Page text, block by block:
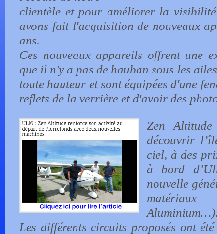
clientèle et pour améliorer la
avons fait l'acquisition de nouveaux
ans.
Ces nouveaux appareils offrent une
que il n'y a pas de hauban sous les
toute hauteur et sont équipées d'une
reflets de la verrière et d'avoir des
Zen
découvrir
ciel, à des
à bord
nouvelle
matériaux
Les différents circuits proposés ont